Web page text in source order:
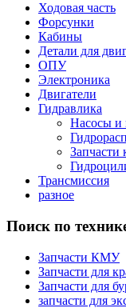
Ходовая часть
Форсунки
Кабины
Детали для
ОПУ
Электроника
Двигатели
Гидравлика
Насосы и
Запчасти
Трансмиссия
разное
Поиск по
Запчасти КМУ
Запчасти для
Запчасти для
запчасти для